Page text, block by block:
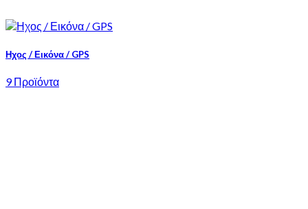
Ηχος / Εικόνα / GPS
9 Προϊόντα